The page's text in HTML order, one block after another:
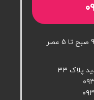
پلاک ۳۳